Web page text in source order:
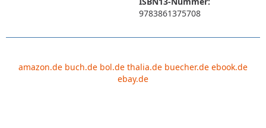
9783861375708
amazon.de buch.de bol.de thalia.de buecher.de ebook.de
ebay.de